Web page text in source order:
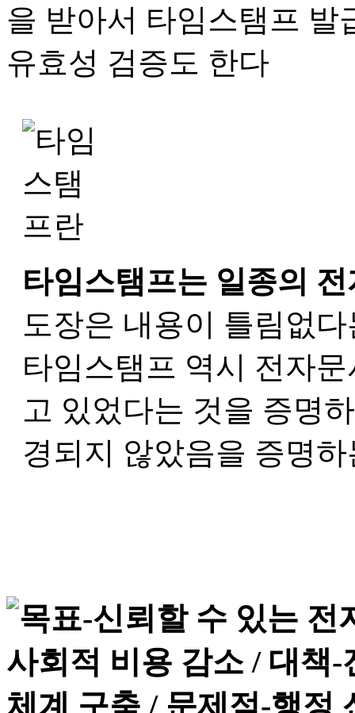
타임스탬프는 일종의
도장은 내용이 틀림없
타임스탬프 역시 전자
고 있었다는 것을 증명
경되지 않았음을 증명